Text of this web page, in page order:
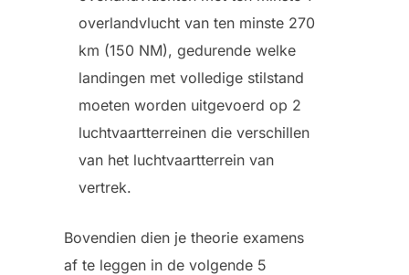
overlandvlucht van ten minste 270
km (150 NM), gedurende welke
landingen met volledige stilstand
moeten worden uitgevoerd op 2
luchtvaartterreinen die verschillen
van het luchtvaartterrein van
vertrek.
Bovendien dien je theorie examens
af te leggen in de volgende 5